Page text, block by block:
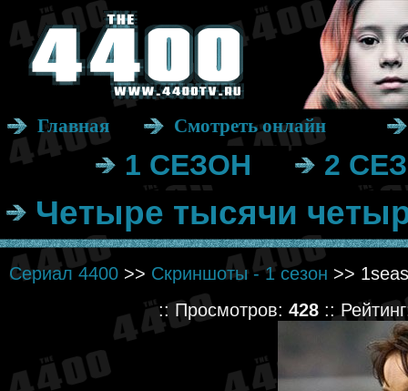
Главная Смотреть онлайн
1 СЕЗОН 2
Четыре тысячи
Сериал 4400 >> Скриншоты - 1 сезон >>
:: Просмотров: 428 ::